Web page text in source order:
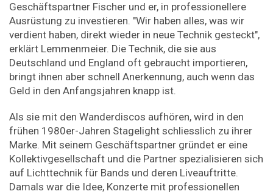
Geschäftspartner Fischer und er, in professionellere
Ausrüstung zu investieren. "Wir haben alles, was wir
verdient haben, direkt wieder in neue Technik gesteckt",
erklärt Lemmenmeier. Die Technik, die sie aus
Deutschland und England oft gebraucht importieren,
bringt ihnen aber schnell Anerkennung, auch wenn das
Geld in den Anfangsjahren knapp ist.
Als sie mit den Wanderdiscos aufhören, wird in den
frühen 1980er-Jahren Stagelight schliesslich zu ihrer
Marke. Mit seinem Geschäftspartner gründet er eine
Kollektivgesellschaft und die Partner spezialisieren sich
auf Lichttechnik für Bands und deren Liveauftritte.
Damals war die Idee, Konzerte mit professionellen